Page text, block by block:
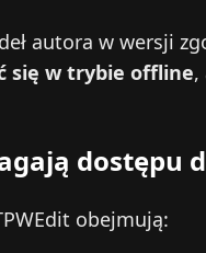
autora w wersji
się w trybie offline,
dostępu
obejmują: